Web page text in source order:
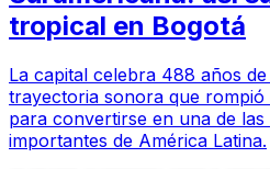
tropical en Bogotá
La capital celebra 488 años
trayectoria sonora que rompió
para convertirse en una de las
importantes de América Latina.